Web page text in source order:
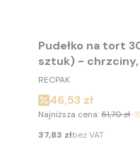
Pudełko na tort
sztuk) -
PRODUCENT
RECPAK
Cena promocyjna
46,53 zł
Najniższa cena:51,70 zł-
Cena
37,83 złbez VAT